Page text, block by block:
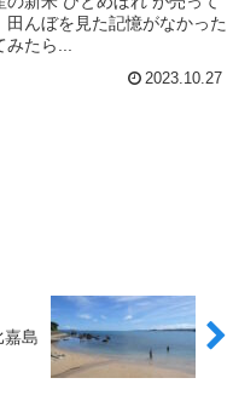
んぼを見た記憶がなかった
たら...
2023.10.27
嘉島